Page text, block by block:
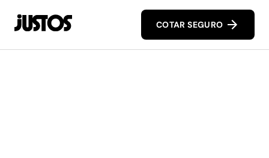
COTAR SEGURO